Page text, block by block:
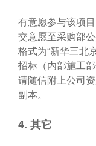
有意愿参与该项
交意愿至采购部
格式为“新华三北
招标（内部施工
请随信附上公司
副本。
4. 其它